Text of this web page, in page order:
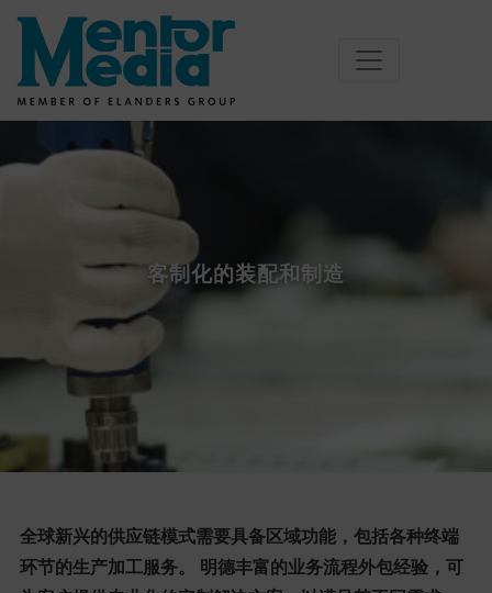
Skip
content
客制化的装配和制造
全球新兴的供应链模式需要具备区域功能，包括各种终端
环节的生产加工服务。 明德丰富的业务流程外包经验，可